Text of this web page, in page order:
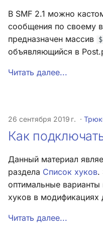
В SMF 2.1 можно
сообщения по своему
предназначен массив
объявляющийся в
Читать далее...
26 сентября 2019 г.
Как
Данный материал
раздела Список хуков.
оптимальные
хуков в модификациях
Читать далее...